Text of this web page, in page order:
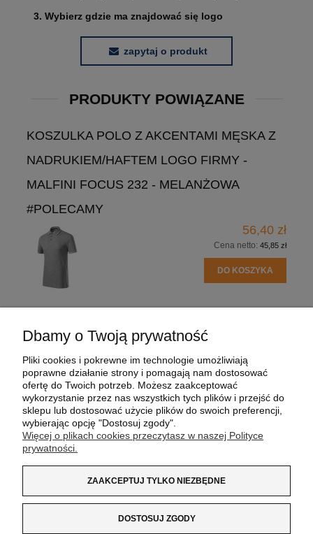
3. Wybierz gdzie ma znajdować się logo
zapytaj o produkt
PRODUKTY POWIĄZANE
KOSZULKA POLO Z AKCENTAMI MĘSKA Z
NADRUKIEM/HAFTEM LOGO FIRMY -
MALFINI FOCUS 232 - MELANŻOWA
#POLECAMY
56,40 zł
Cena netto: 45,85 zł
DO KOSZYKA
MOJE KONTO
PŁATNOŚCI I DOSTAWA
O NAS
Dbamy o Twoją prywatność
Pliki cookies i pokrewne im technologie umożliwiają
poprawne działanie strony i pomagają nam dostosować
ofertę do Twoich potrzeb. Możesz zaakceptować
wykorzystanie przez nas wszystkich tych plików i przejść do
sklepu lub dostosować użycie plików do swoich preferencji,
wybierając opcję "Dostosuj zgody".
Więcej o plikach cookies przeczytasz w naszej Polityce
prywatności.
ZAAKCEPTUJ TYLKO NIEZBĘDNE
DOSTOSUJ ZGODY